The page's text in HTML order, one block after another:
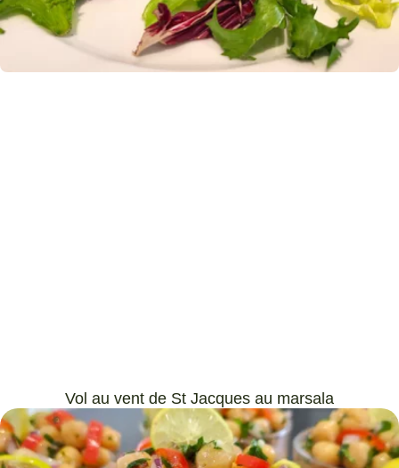
Vol au vent de St Jacques au marsala